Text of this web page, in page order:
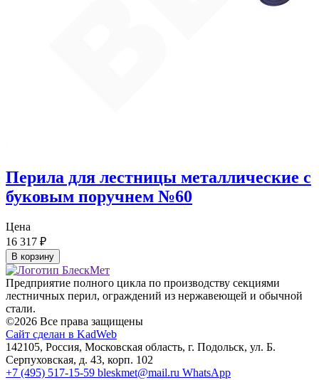
Перила для лестницы металлические с
буковым поручнем №60
Цена
16 317 ₽
В корзину
Предприятие полного цикла по производству секциями
лестничных перил, ограждений из нержавеющей и обычной
стали.
©2026 Все права защищены
Сайт сделан в KadWeb
142105, Россия, Московская область, г. Подольск, ул. Б.
Серпуховская, д. 43, корп. 102
+7 (495) 517-15-59 bleskmet@mail.ru WhatsApp